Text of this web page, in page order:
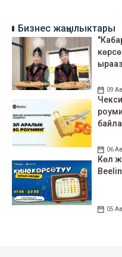
Бизнес жаңылыктары
09
06
Көл
05